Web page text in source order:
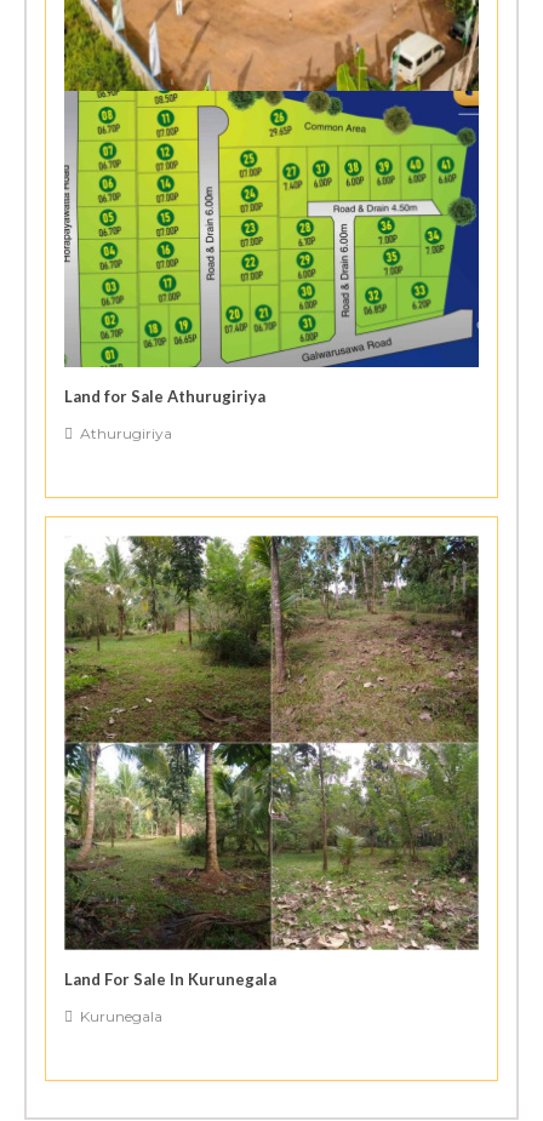
Land for Sale Athurugiriya
Athurugiriya
Land For Sale In Kurunegala
Kurunegala